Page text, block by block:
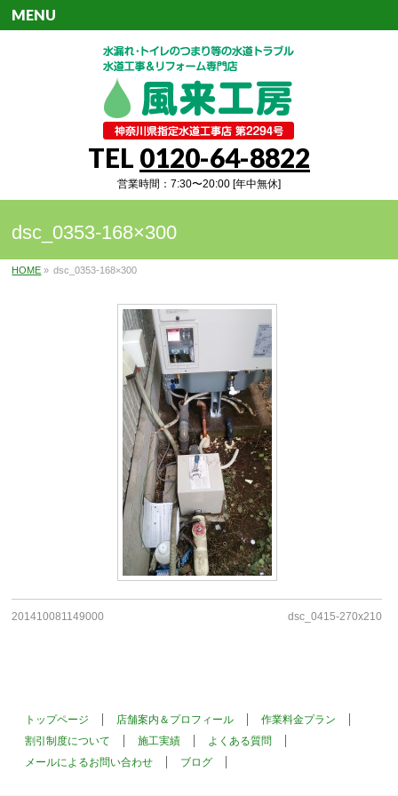
TEL 0120-64-8822
営業時間：7:30〜20:00 [年中無休]
MENU
dsc_0353-168×300
HOME » dsc_0353-168×300
201410081149000 dsc_0415-270x210
トップページ 店舗案内＆プロフィール
作業料金プラン
割引制度について
施工実績
よくある質問
メールによるお問い合わせ
ブログ